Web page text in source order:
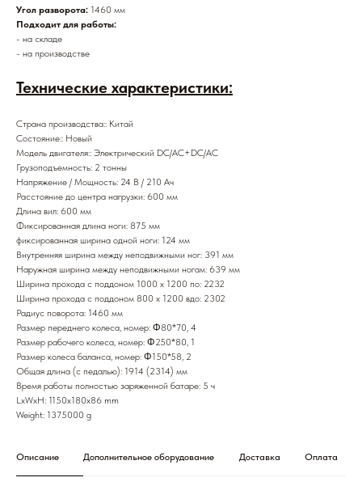
Угол разворота: 1460 мм
Подходит для работы:
- на складе
- на производстве
Технические характеристики:
Страна производства:: Китай
Состояние:: Новый
Модель двигателя:: Электрический DC/AC+DC/AC
Грузоподъемность: 2 тонны
Напряжение / Мощность: 24 В / 210 Ач
Расстояние до центра нагрузки: 600 мм
Длина вил: 600 мм
Фиксированная длина ноги: 875 мм
фиксированная ширина одной ноги: 124 мм
Внутренняя ширина между неподвижными ног: 391 мм
Наружная ширина между неподвижными ногам: 639 мм
Ширина прохода с поддоном 1000 x 1200 по: 2232
Ширина прохода с поддоном 800 х 1200 вдо: 2302
Радиус поворота: 1460 мм
Размер переднего колеса, номер: Φ80*70, 4
Размер рабочего колеса, номер: Φ250*80, 1
Размер колеса баланса, номер: Φ150*58, 2
Общая длина (с педалью): 1914 (2314) мм
Время работы полностью заряженной батаре: 5 ч
LxWxH: 1150x180x86 mm
Weight: 1375000 g
Описание Дополнительное оборудование Доставка Оплата